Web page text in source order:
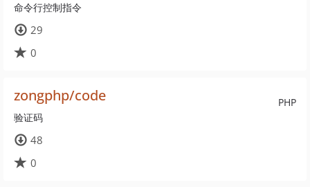
命令行控制指令
29
0
PHP
zongphp/code
验证码
48
0